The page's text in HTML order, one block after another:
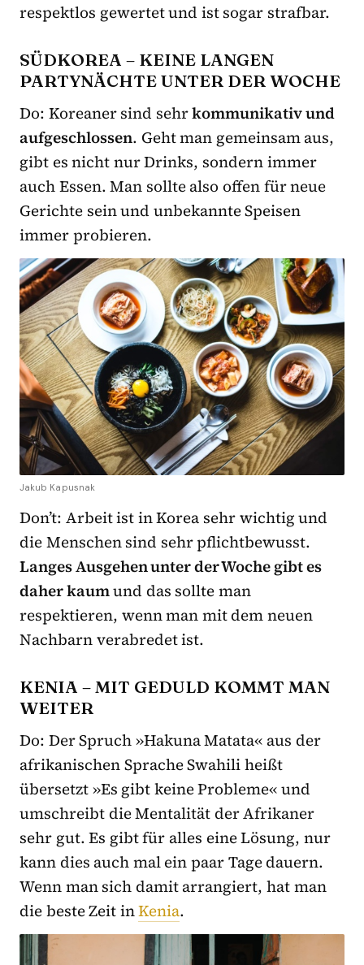
respektlos gewertet und ist sogar strafbar.
SÜDKOREA – KEINE LANGEN
PARTYNÄCHTE UNTER DER WOCHE
Do: Koreaner sind sehrkommunikativ und
aufgeschlossen. Geht man gemeinsam aus,
gibt es nicht nur Drinks, sondern immer
auch Essen. Man sollte also offen für neue
Gerichte sein und unbekannte Speisen
immer probieren.
Jakub Kapusnak
Don’t: Arbeit ist in Korea sehr wichtig und
die Menschen sind sehr pflichtbewusst.
Langes Ausgehen unter der Woche gibt es
daher kaumund das sollte man
respektieren, wenn man mit dem neuen
Nachbarn verabredet ist.
KENIA – MIT GEDULD KOMMT MAN
WEITER
Do: Der Spruch »Hakuna Matata« aus der
afrikanischen Sprache Swahili heißt
übersetzt »Es gibt keine Probleme« und
umschreibt die Mentalität der Afrikaner
sehr gut. Es gibt für alles eine Lösung, nur
kann dies auch mal ein paar Tage dauern.
Wenn man sich damit arrangiert, hat man
die beste Zeit inKenia.